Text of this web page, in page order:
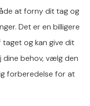
at forny dit tag og
Det er en billigere
og kan give dit
dine behov, vælg den
forberedelse for at